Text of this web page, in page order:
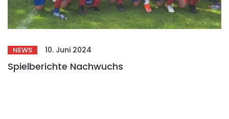
NEWS 10. Juni 2024
Spielberichte Nachwuchs